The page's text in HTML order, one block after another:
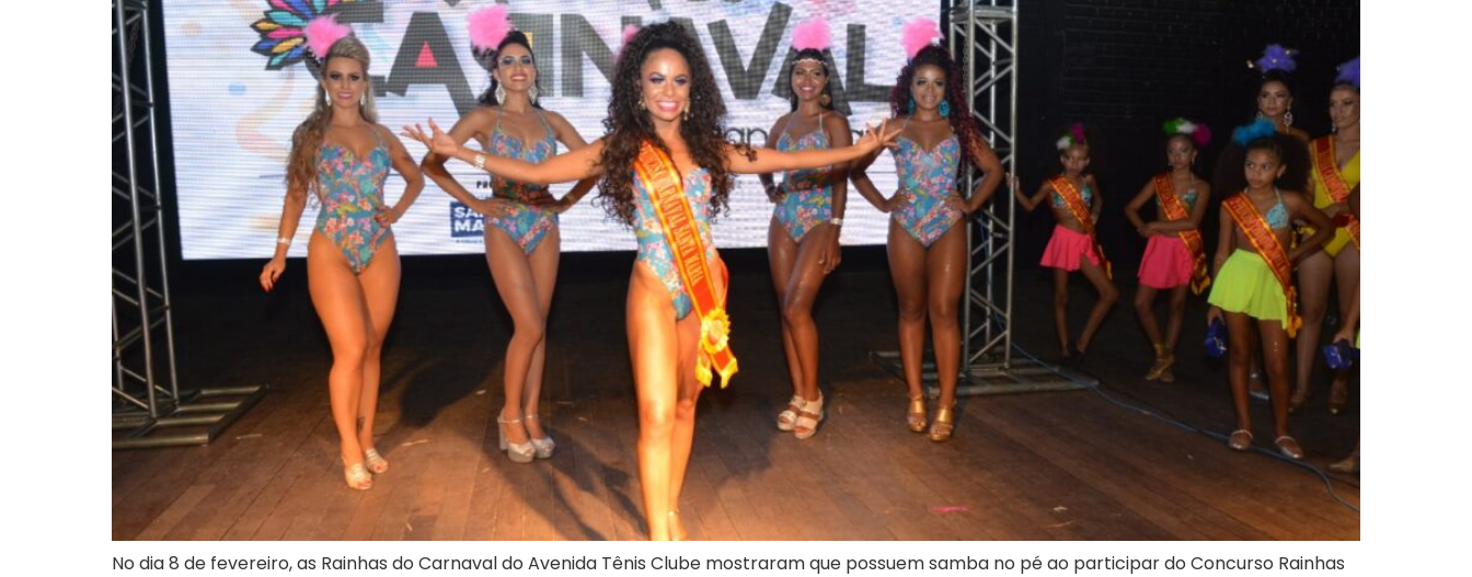
No dia 8 de fevereiro, as Rainhas do Carnaval do Avenida Tênis Clube mostraram que possuem samba no pé ao participar do Concurso Rainhas